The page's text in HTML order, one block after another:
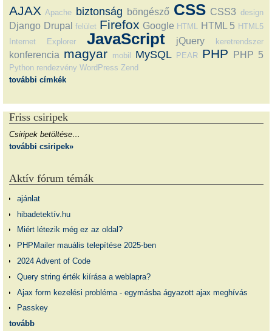
AJAX Apache biztonság böngésző CSS CSS3 design
Django Drupal felület Firefox Google HTML HTML 5 HTML5
Internet Explorer
JavaScript jQuery keretrendszer
konferencia magyar mobil MySQL PEAR PHP PHP 5
Python rendezvény WordPress Zend
további címkék
Friss csiripek
Csiripek betöltése…
további csiripek»
Aktív fórum témák
ajánlat
hibadetektív.hu
Miért létezik még ez az oldal?
PHPMailer mauális telepítése 2025-ben
2024 Advent of Code
Query string érték kiírása a weblapra?
Ajax form kezelési probléma - egymásba ágyazott ajax meghívás
Passkey
tovább